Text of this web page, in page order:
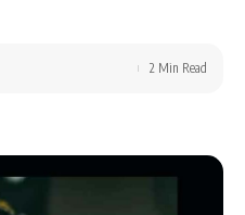
2 Min Read